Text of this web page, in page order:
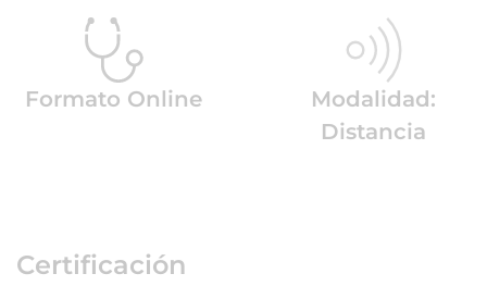
Formato Online
Modalidad:
Distancia
Certificación